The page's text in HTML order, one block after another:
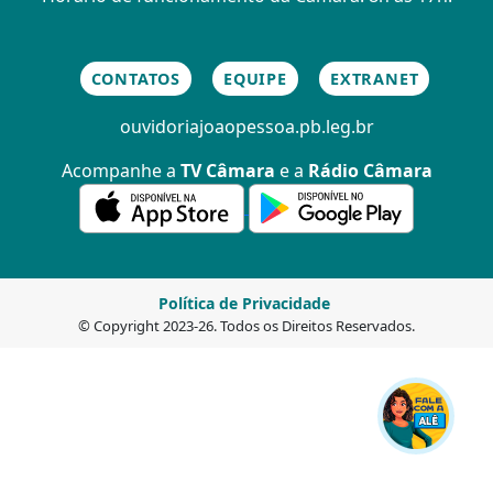
CONTATOS EQUIPE EXTRANET
ouvidoriajoaopessoa.pb.leg.br
Acompanhe a TV Câmara e a Rádio Câmara
© Copyright 2023-26. Todos os Direitos Reservados.
Política de Privacidade